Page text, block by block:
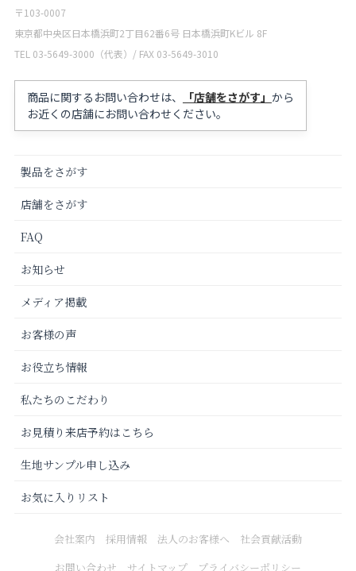
〒103-0007
東京都中央区日本橋浜町2丁目62番6号 日本橋浜町Kビル 8F
TEL 03-5649-3000（代表）/ FAX 03-5649-3010
商品に関するお問い合わせは、 「店舗をさがす」 から
お近くの店舗にお問い合わせください。
製品をさがす
店舗をさがす
FAQ
お知らせ
メディア掲載
お客様の声
お役立ち情報
私たちのこだわり
お見積り来店予約はこちら
生地サンプル申し込み
お気に入りリスト
会社案内 採用情報 法人のお客様へ
社会貢献活動
お問い合わせ
サイトマップ プライバシーポリシー